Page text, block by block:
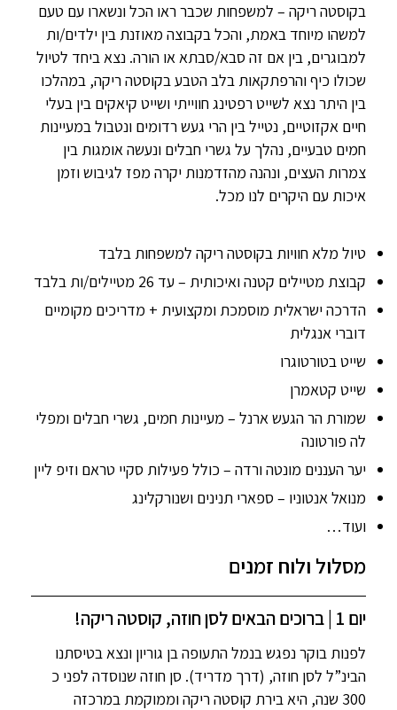
בקוסטה ריקה – למשפחות שכבר ראו הכל ונשארו עם טעם
למשהו מיוחד באמת, והכל בקבוצה מאוזנת בין ילדים/ות
למבוגרים, בין אם זה סבא/סבתא או הורה. נצא ביחד לטיול
שכולו כיף והרפתקאות בלב הטבע בקוסטה ריקה, במהלכו
בין היתר נצא לשייט רפטינג חווייתי ושייט קיאקים בין בעלי
חיים אקזוטיים, נטייל בין הרי געש רדומים ונטבול במעיינות
חמים טבעיים, נהלך על גשרי חבלים ונעשה אומגות בין
צמרות העצים, ונהנה מהזדמנות יקרה מפז לגיבוש וזמן
איכות עם היקרים לנו מכל.
טיול מלא חוויות בקוסטה ריקה למשפחות בלבד
קבוצת מטיילים קטנה ואיכותית – עד 26 מטיילים/ות בלבד
הדרכה ישראלית מוסמכת ומקצועית + מדריכים מקומיים
דוברי אנגלית
שייט בטורטוגרו
שייט קטאמרן
שמורת הר הגעש ארנל – מעיינות חמים, גשרי חבלים ומפלי
לה פורטונה
יער העננים מונטה ורדה – כולל פעילות סקיי טראם וזיפ ליין
מנואל אנטוניו – ספארי תנינים ושנורקלינג
ועוד…
מסלול ולוח זמנים
יום 1 | ברוכים הבאים לסן חוזה, קוסטה ריקה!
לפנות בוקר נפגש בנמל התעופה בן גוריון ונצא בטיסתנו
הבינ”ל לסן חוזה, (דרך מדריד). סן חוזה שנוסדה לפני כ
300 שנה, היא בירת קוסטה ריקה וממוקמת במרכזה